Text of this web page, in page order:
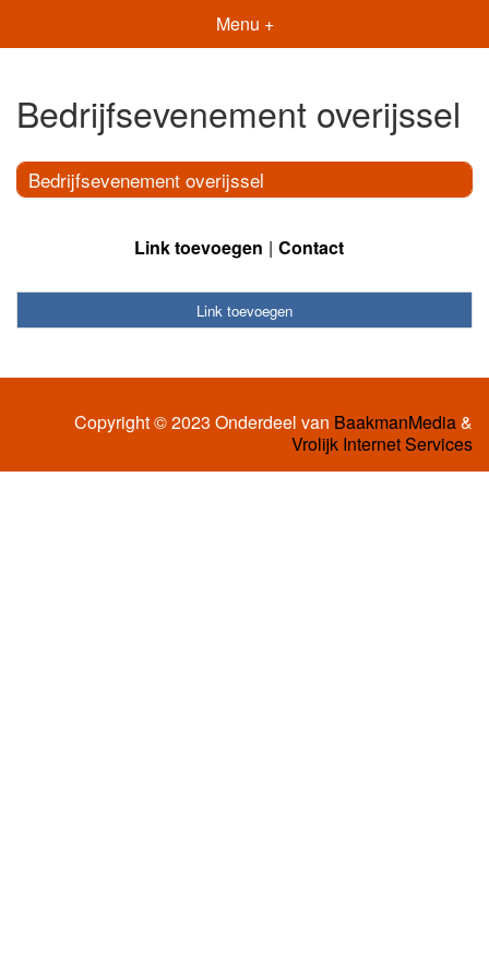
Menu +
Bedrijfsevenement overijssel
Bedrijfsevenement overijssel
Link toevoegen Contact
Link toevoegen
Copyright © 2023 Onderdeel van BaakmanMedia&
Vrolijk Internet Services